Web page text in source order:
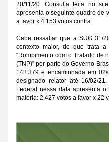
20/11/20. Consulta feita no
apresenta o seguinte quadro de
a favor x 4.153 votos contra.
Cabe ressaltar que a SUG 31/
contexto maior, de que trata
“Rompimento com o Tratado de
(TNP)” por parte do Governo
143.379 e encaminhada em
designado relator até 16/02/
Federal nessa data apresenta
matéria: 2.427 votos a favor x 22